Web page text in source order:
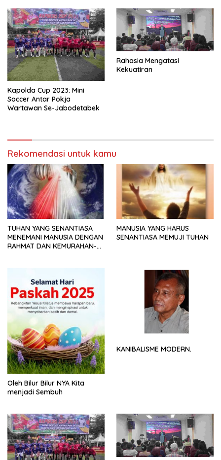
Kapolda Cup 2023: Mini
Soccer Antar Pokja
Wartawan Se-Jabodetabek
Rahasia Mengatasi
Kekuatiran
Rekomendasi untuk kamu
TUHAN YANG SENANTIASA
MENEMANI MANUSIA DENGAN
RAHMAT DAN KEMURAHAN-
MANUSIA YANG HARUS
SENANTIASA MEMUJI TUHAN
Oleh Bilur Bilur NYA Kita
menjadi Sembuh
KANIBALISME MODERN.